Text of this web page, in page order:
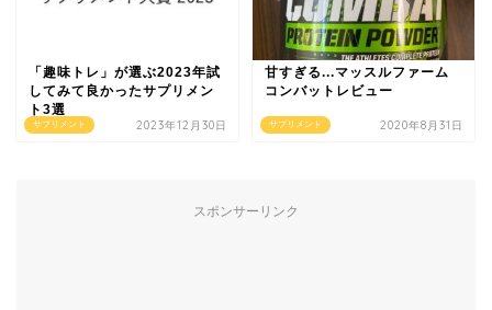
サプリメント
「趣味トレ」が選ぶ2023年試
してみて良かったサプリメン
ト3選
2023年12月30日 サプリメント
甘すぎる...マッスルファーム
コンバットレビュー
2020年8月31日
スポンサーリンク